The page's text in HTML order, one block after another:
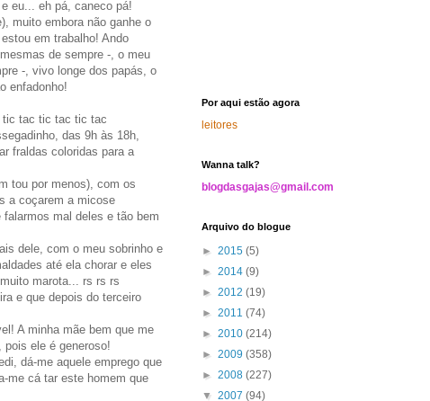
eu... eh pá, caneco pá!
muito embora não ganhe o
em trabalho! Ando
de sempre -, o meu
-, vivo longe dos papás, o
enfadonho!
tic tac tic tac tic tac
das 9h às 18h,
fraldas coloridas para a
tou por menos), com os
a coçarem a micose
mal deles e tão bem
dele, com o meu sobrinho e
até ela chorar e eles
marota... rs rs rs
e que depois do terceiro
A minha mãe bem que me
ele é generoso!
dá-me aquele emprego que
me cá tar este homem que
Por aqui estão agora
leitores
Wanna talk?
blogdasgajas@gmail.com
Arquivo do blogue
► 2015 (5)
► 2014 (9)
► 2012 (19)
► 2011 (74)
► 2010 (214)
► 2009 (358)
► 2008 (227)
▼ 2007 (94)